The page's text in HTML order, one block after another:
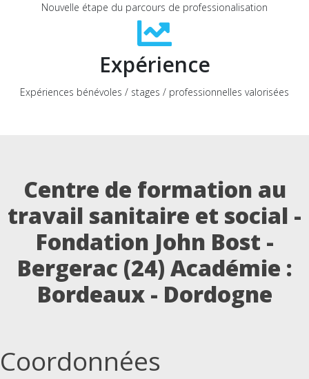
Nouvelle étape du parcours de professionalisation
Expérience
Expériences bénévoles / stages / professionnelles valorisées
Centre de formation au
travail sanitaire et social -
Fondation John Bost -
Bergerac (24) Académie :
Bordeaux - Dordogne
Coordonnées